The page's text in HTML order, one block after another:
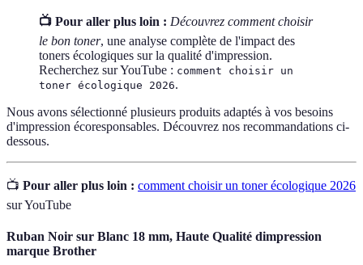
📺 Pour aller plus loin : Découvrez comment choisir
le bon toner, une analyse complète de l'impact des
toners écologiques sur la qualité d'impression.
Recherchez sur YouTube : comment choisir un
toner écologique 2026.
Nous avons sélectionné plusieurs produits adaptés à vos besoins
d'impression écoresponsables. Découvrez nos recommandations ci-
dessous.
📺 Pour aller plus loin : comment choisir un toner écologique 2026
sur YouTube
Ruban Noir sur Blanc 18 mm, Haute Qualité dimpression
marque Brother